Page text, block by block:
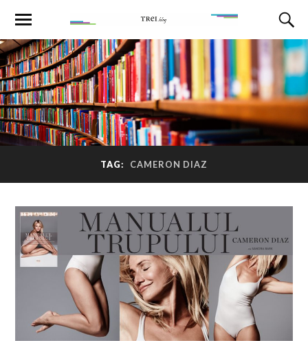
TAG: CAMERON DIAZ